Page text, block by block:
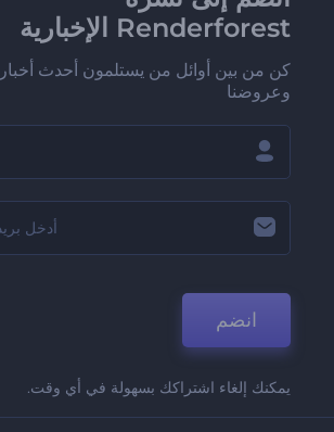
Renderforest الإخبارية
كن من بين أوائل من يستلمون أحدث
وعروضنا
انضم
يمكنك إلغاء اشتراكك بسهولة في أي وقت.